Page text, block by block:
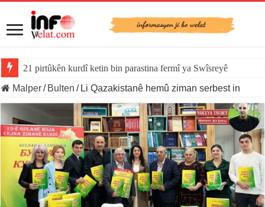
21 pirtûkên kurdî ketin bin parastina fermî ya Swîsreyê
Malper/ Bulten / Li Qazakistanê hemû ziman serbest in